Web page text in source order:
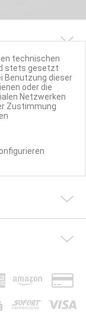
technischen
stets gesetzt
Benutzung dieser
oder die
Netzwerken
Zustimmung